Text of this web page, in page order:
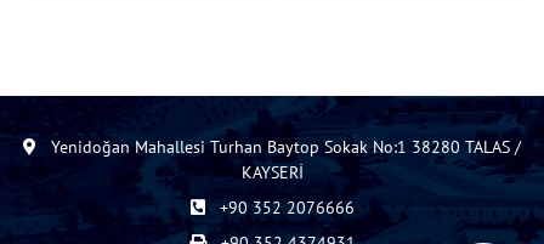
Yenidoğan Mahallesi Turhan Baytop Sokak No:1 38280 TALAS /
KAYSERİ
+90 352 2076666